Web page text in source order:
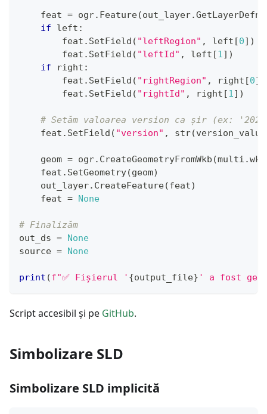
    feat
= ogr. Feature(out_layer.GetLayerDefn
if left :
        feat
. SetField ( "leftRegion" , left [0] )
        feat
. SetField ( "leftId" , left [1 ] )
if right :
        feat
. SetField ( "rightRegion" , right [0]
        feat
. SetField ( "rightId" , right [1 ] )
# Setăm valoarea version ca șir (ex:
    feat
. SetField ( "version" , str(version_value
    geom
= ogr. CreateGeometryFromWkb (multi .wkb
    feat
. SetGeometry(geom)
    out_layer
. CreateFeature(feat)
    feat
= None
# Finalizăm
out_ds = None
source = None
print (f"✅ Fișierul ' {output_file} ' a fost
Script accesibil și pe GitHub.
Simbolizare SLD
Simbolizare SLD implicită